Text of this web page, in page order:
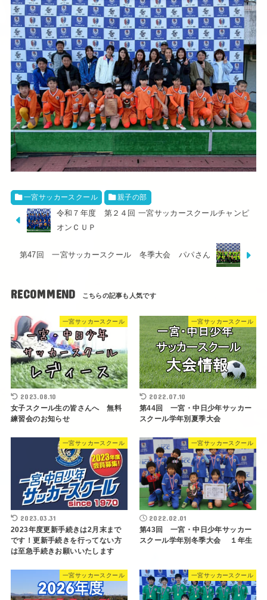
一宮サッカースクール 親子の部
令和７年度 第２４回 一宮サッカースクールチャンピ
オンＣＵＰ
第47回 一宮サッカースクール 冬季大会 パパさん
RECOMMEND
一宮サッカースクール
2023.08.10
女子スクール生の皆さんへ 無料
練習会のお知らせ
一宮サッカースクール
2022.07.10
第44回 一宮・中日少年サッカー
スクール学年別夏季大会
一宮サッカースクール
2023.03.31
2023年度更新手続きは2月末まで
です！更新手続きを行ってない方
は至急手続きお願いいたします
一宮サッカースクール
2022.02.01
第43回 一宮・中日少年サッカー
スクール学年別冬季大会 １年生
一宮サッカースクール 一宮サッカースクール